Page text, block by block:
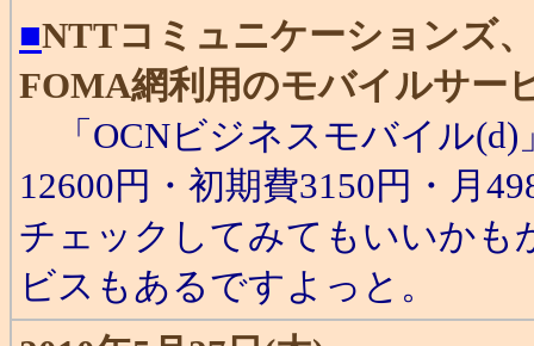
■NTTコミュニケーションズ
FOMA網利用のモバイルサー
「OCNビジネスモバイル(d)
12600円・初期費3150円・月
チェックしてみてもいいかも
ビスもあるですよっと。